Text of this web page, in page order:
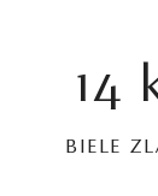
14
BIELE